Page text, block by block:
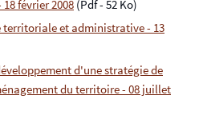
février 2008 (Pdf - 52 Ko)
territoriale et administrative - 13
d'une stratégie de
du territoire - 08 juillet